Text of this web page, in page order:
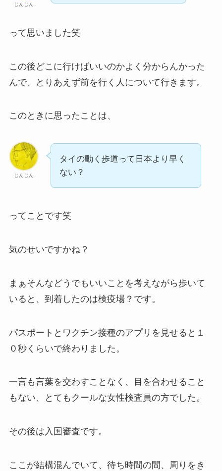
じんじん
って思いました笑
この後どこに行けばいいのかよく分からんかった
んで、とりあえず前を行く人について行きます。
このときに思ったことは、
じんじん
タイの動く歩道って日本より早く
ない？
ってことです笑
気のせいですかね？
まぁそんなどうでもいいことを考えながら歩いて
いると、到着したのは検疫場？です。
パスポートとワクチン接種のアプリを見せると１
０秒くらいで終わりました。
一言も言葉を交わすことなく、目を合わせること
もない、とてもクールな女性検査員の方でした。
その後は入国審査です。
ここが結構混んでいて、待ち時間の間、周りをき